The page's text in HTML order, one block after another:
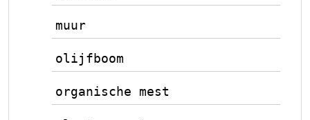
muur
olijfboom
organische mest